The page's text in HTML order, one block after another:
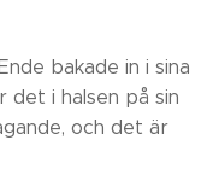
bakade in i sina
det i halsen på sin
och det är